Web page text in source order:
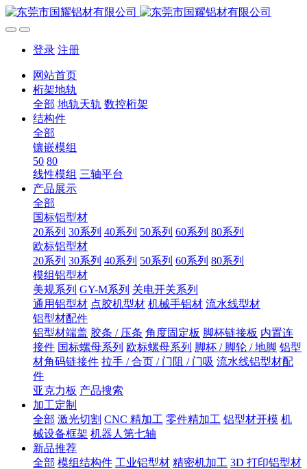
登录 注册
网站首页
桁架地轨
全部 地轨天轨 数控桁架
结构件
全部
镶嵌模组
50 80
线性模组 三轴平台
产品展示
全部
国标铝型材
20系列 30系列 40系列 50系列 60系列 80系列
欧标铝型材
20系列 30系列 40系列 50系列 60系列 80系列
模组铝型材
美规系列 GY-M系列 关电开关系列
通用铝型材 点胶机型材 机械手铝材 流水线型材
铝型材配件
铝型材端盖 胶条 / 压条 角度固定板 脚杯链接板 内置连
接件 国标螺母系列 欧标螺母系列 脚杯 / 脚轮 / 地脚 铝型
材角码链接件 拉手 / 合页 / 门阻 / 门吸 流水线铝型材配
件
亚克力板 产品搜索
加工定制
全部 激光切割 CNC 精加工 零件精加工 铝型材开模 机
械设备框架 机器人第七轴
新品推荐
全部 模组结构件 工业铝型材 精密机加工 3D 打印铝型材